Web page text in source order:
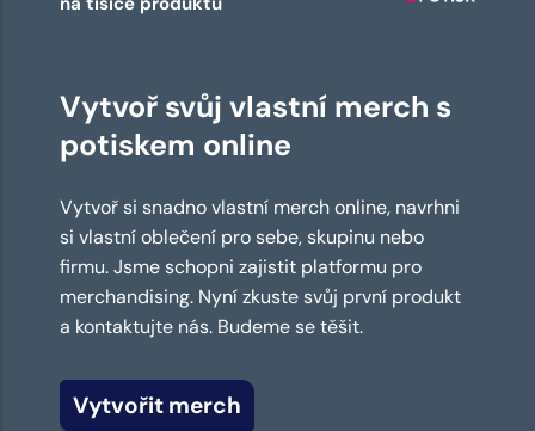
Vytvoř svůj vlastní merch s
potiskem online
Vytvoř si snadno vlastní merch online, navrhni
si vlastní oblečení pro sebe, skupinu nebo
firmu. Jsme schopni zajistit platformu pro
merchandising. Nyní zkuste svůj první produkt
a kontaktujte nás. Budeme se těšit.
Vytvořit merch